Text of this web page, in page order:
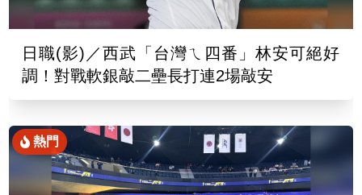
日職(影)／西武「台灣ㄟ四番」林安可絕好
調！對戰軟銀敲二壘長打連2場敲安
熱門